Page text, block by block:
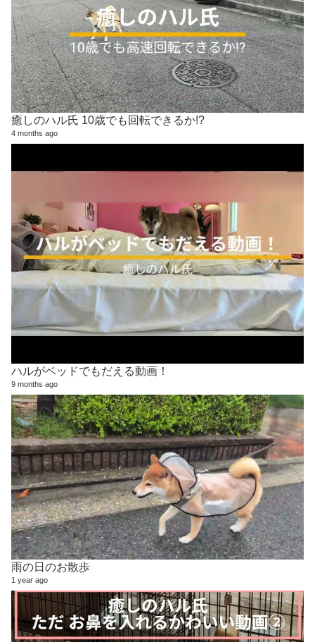
癒しのハル氏 10歳でも回転できるか!?
4 months ago
ハルがベッドでもだえる動画！
9 months ago
雨の日のお散歩
1 year ago